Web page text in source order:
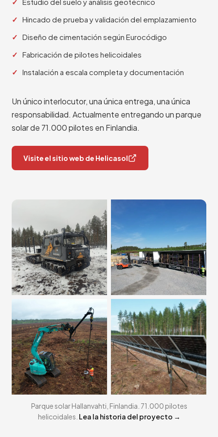
Pilotes helicoidales: guía práctica
Referencia imprescindible para ingenieros e
instaladores que trabajan con
cimentaciones de pilotes helicoidales.
Cubre diseño geotécnico, cálculo de
aseguramiento de la calidad.
Solicite un ejemplar →
Hincado de prueba y validación del emplazamiento
Diseño de cimentación según Eurocódigo
Fabricación de pilotes helicoidales
Instalación a escala completa y documentación
Un único interlocutor, una única entrega, una única
responsabilidad. Actualmente entregando un parque
solar de 71.000 pilotes en Finlandia.
Visite el sitio web de Helicasol
Parque solar Hallanvahti, Finlandia. 71.000 pilotes
helicoidales. Lea la historia del proyecto →